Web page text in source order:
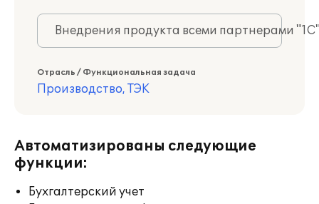
Внедрения продукта всеми партнерами
Отрасль / Функциональная задача
Производство, ТЭК
Автоматизированы следующие
функции:
Бухгалтерский учет